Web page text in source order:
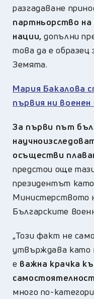
разгадаване
партньорство на
нации, допълни
това да е
Земята.
Мария Бакалова
първия ни
За първи път
осъществи
предстои още
президентът
Министерството
Българските
„Този факт не
утвърждава като
е важна крачка
много по-